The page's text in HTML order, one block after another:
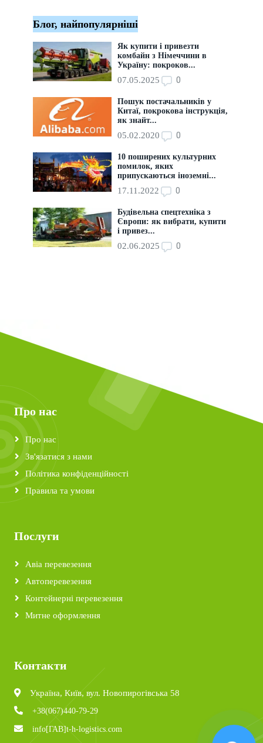
Блог, найпопулярніші
Як купити і привезти
комбайн з Німеччини в
Україну: покроков...
07.05.2025 0
Пошук постачальників у
Китаї, покрокова інструкція,
як знайт...
05.02.2020 0
10 поширених культурних
помилок, яких
припускаються іноземні...
17.11.2022 0
Будівельна спецтехніка з
Європи: як вибрати, купити
і привез...
02.06.2025 0
Про нас
Про нас
Зв'язатися з нами
Політика конфіденційності
Правила та умови
Послуги
Авіа перевезення
Автоперевезення
Контейнерні перевезення
Митне оформлення
Контакти
Україна, Київ, вул. Новопирогівська 58
+38(067)440-79-29
info[ГАВ]t-h-logistics.com